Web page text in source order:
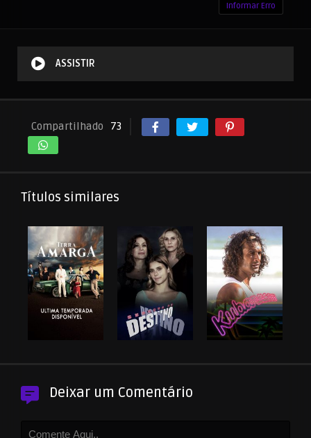
Informar Erro
ASSISTIR
Compartilhado 73
Títulos similares
Deixar um Comentário